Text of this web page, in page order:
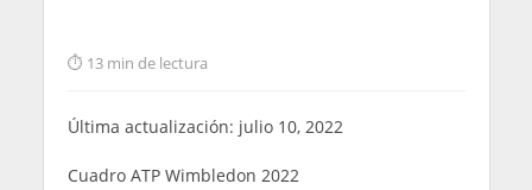
13 min de lectura
Última actualización: julio 10, 2022
Cuadro ATP Wimbledon 2022